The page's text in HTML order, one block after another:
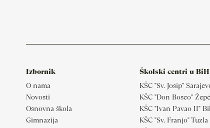
Izbornik
O nama
Novosti
Osnovna škola
Gimnazija
Školski centri u BiH
KŠC "Sv. Josip"
KŠC "Don Bosco"
KŠC "Ivan Pavao II"
KŠC "Sv. Franjo" Tuzla